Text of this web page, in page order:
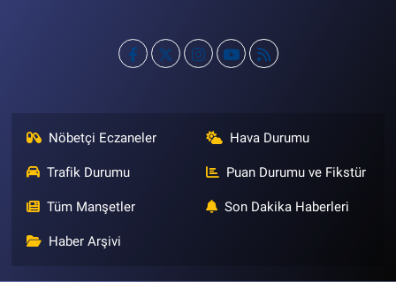
Nöbetçi Eczaneler Hava Durumu
Trafik Durumu Puan Durumu ve Fikstür
Tüm Manşetler Son Dakika Haberleri
Haber Arşivi